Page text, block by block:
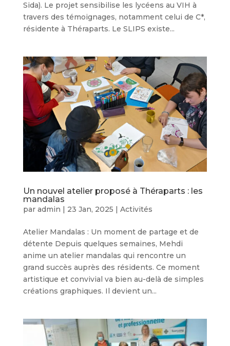
Sida). Le projet sensibilise les lycéens au VIH à
travers des témoignages, notamment celui de C*,
résidente à Théraparts. Le SLIPS existe...
Un nouvel atelier proposé à Théraparts : les
mandalas
par admin | 23 Jan, 2025 | Activités
Atelier Mandalas : Un moment de partage et de
détente Depuis quelques semaines, Mehdi
anime un atelier mandalas qui rencontre un
grand succès auprès des résidents. Ce moment
artistique et convivial va bien au-delà de simples
créations graphiques. Il devient un...